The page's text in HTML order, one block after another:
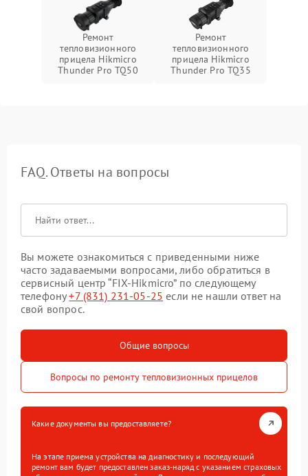
Ремонт
тепловизионного
прицела Hikmicro
Thunder Pro TQ50
Ремонт
тепловизионного
прицела Hikmicro
Thunder Pro TQ35
FAQ. Ответы на вопросы
Вы можете ознакомиться с приведенными ниже
часто задаваемыми вопросами, либо обратиться в
сервисный центр “FIX-Hikmicro” по следующему
телефону+7 (831) 231-05-25 если не нашли ответ на
свой вопрос.
Общие вопросы
Вопросы по ремонту тепловизионных прицелов
Какие документы вы предоставляете?
На этапе приема устройства на диагностику и последующий
ремонт вам будет предоставлен заказ-наряд с указанием страховых